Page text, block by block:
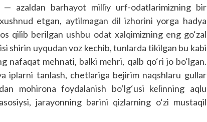
— azaldan barhayot milliy urf-odatlarimizning bir
etgan, aytilmagan dil izhorini yorga hadya
qilib berilgan ushbu odat xalqimizning eng go‘zal
shirin uyqudan voz kechib, tunlarda tikilgan bu kabi
nafaqat mehnati, balki mehri, qalb qo‘ri jo bo‘lgan.
iplarni tanlash, chetlariga bejirim naqshlaru gullar
mohirona foydalanish bo‘lg‘usi kelinning aqlu
jarayonning barini qizlarning o‘zi mustaqil